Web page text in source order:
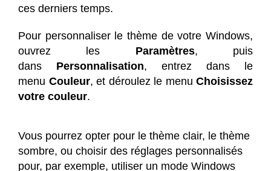
ces derniers temps.
Pour personnaliser le thème de votre Windows,
ouvrez les Paramètres, puis
dans Personnalisation, entrez dans le
menu Couleur, et déroulez le menu Choisissez
votre couleur.
Vous pourrez opter pour le thème clair, le thème
sombre, ou choisir des réglages personnalisés
pour, par exemple, utiliser un mode Windows